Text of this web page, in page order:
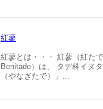
紅蓼
紅蓼とは・・・ 紅蓼（紅た
Benitade）は、 タデ科イヌ
（やなぎたで）」...